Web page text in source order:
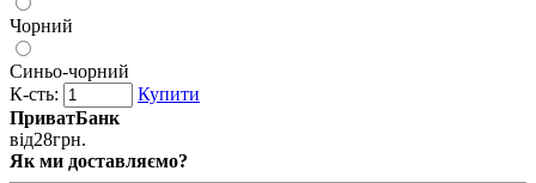
Чорний
Синьо-чорний
К-сть:
Купити
ПриватБанк
від28грн.
Як ми доставляємо?